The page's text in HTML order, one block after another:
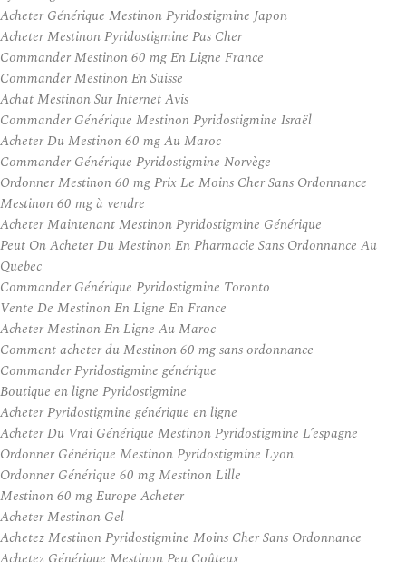
Acheter Générique Mestinon Pyridostigmine Japon
Acheter Mestinon Pyridostigmine Pas Cher
Commander Mestinon 60 mg En Ligne France
Commander Mestinon En Suisse
Achat Mestinon Sur Internet Avis
Commander Générique Mestinon Pyridostigmine Israël
Acheter Du Mestinon 60 mg Au Maroc
Commander Générique Pyridostigmine Norvège
Ordonner Mestinon 60 mg Prix Le Moins Cher Sans Ordonnance
Mestinon 60 mg à vendre
Acheter Maintenant Mestinon Pyridostigmine Générique
Peut On Acheter Du Mestinon En Pharmacie Sans Ordonnance Au
Quebec
Commander Générique Pyridostigmine Toronto
Vente De Mestinon En Ligne En France
Acheter Mestinon En Ligne Au Maroc
Comment acheter du Mestinon 60 mg sans ordonnance
Commander Pyridostigmine générique
Boutique en ligne Pyridostigmine
Acheter Pyridostigmine générique en ligne
Acheter Du Vrai Générique Mestinon Pyridostigmine L’espagne
Ordonner Générique Mestinon Pyridostigmine Lyon
Ordonner Générique 60 mg Mestinon Lille
Mestinon 60 mg Europe Acheter
Acheter Mestinon Gel
Achetez Mestinon Pyridostigmine Moins Cher Sans Ordonnance